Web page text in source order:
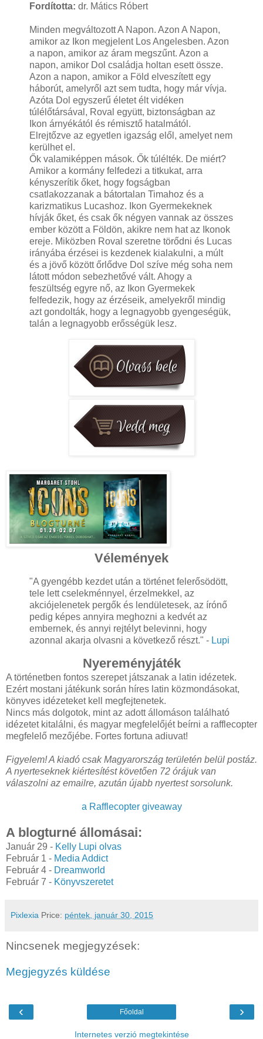
Fordította: dr. Mátics Róbert
Minden megváltozott A Napon. Azon A Napon,
amikor az Ikon megjelent Los Angelesben. Azon
a napon, amikor az áram megszűnt. Azon a
napon, amikor Dol családja holtan esett össze.
Azon a napon, amikor a Föld elveszített egy
háborút, amelyről azt sem tudta, hogy már vívja.
Azóta Dol egyszerű életet élt vidéken
túlélőtársával, Roval együtt, biztonságban az
Ikon árnyékától és rémisztő hatalmától.
Elrejtőzve az egyetlen igazság elől, amelyet nem
kerülhet el.
Ők valamiképpen mások. Ők túlélték. De miért?
Amikor a kormány felfedezi a titkukat, arra
kényszerítik őket, hogy fogságban
csatlakozzanak a bátortalan Timahoz és a
karizmatikus Lucashoz. Ikon Gyermekeknek
hívják őket, és csak ők négyen vannak az összes
ember között a Földön, akikre nem hat az Ikonok
ereje. Miközben Roval szeretne törődni és Lucas
irányába érzései is kezdenek kialakulni, a múlt
és a jövő között őrlődve Dol szíve még soha nem
látott módon sebezhetővé vált. Ahogy a
feszültség egyre nő, az Ikon Gyermekek
felfedezik, hogy az érzéseik, amelyekről mindig
azt gondolták, hogy a legnagyobb gyengeségük,
talán a legnagyobb erősségük lesz.
Vélemények
"A gyengébb kezdet után a történet felerősödött,
tele lett cselekménnyel, érzelmekkel, az
akciójelenetek pergők és lendületesek, az írónő
pedig képes annyira meghozni a kedvét az
embernek, és annyi rejtélyt belevinni, hogy
azonnal akarja olvasni a következő részt." - Lupi
Nyereményjáték
A történetben fontos szerepet játszanak a latin idézetek.
Ezért mostani játékunk során híres latin közmondásokat,
könyves idézeteket kell megfejtenetek.
Nincs más dolgotok, mint az adott állomáson található
idézetet kitalálni, és magyar megfelelőjét beírni a rafflecopter
megfelelő mezőjébe. Fortes fortuna adiuvat!
Figyelem! A kiadó csak Magyarország területén belül postáz.
A nyerteseknek kiértesítést követően 72 órájuk van
válaszolni az emailre, azután újabb nyertest sorsolunk.
a Rafflecopter giveaway
A blogturné állomásai:
Január 29 - Kelly Lupi olvas
Február 1 - Media Addict
Február 4 - Dreamworld
Február 7 - Könyvszeretet
Pixlexia Price: péntek, január 30, 2015
Nincsenek megjegyzések:
Megjegyzés küldése
‹ ›
Főoldal
Internetes verzió megtekintése